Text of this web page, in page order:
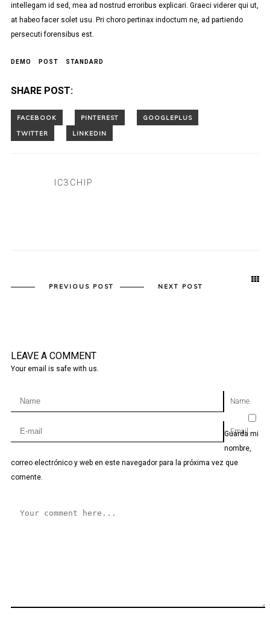
intellegam id sed, mea ad nostrud erroribus explicari. Graeci viderer qui ut,
at habeo facer solet usu. Pri choro pertinax indoctum ne, ad partiendo
persecuti forensibus est.
DEMO POST STANDARD
SHARE POST:
IC3CHIP
PREVIOUS POST NEXT POST
LEAVE A COMMENT
Your email is safe with us.
Name
Email
Guarda mi
nombre,
correo electrónico y web en este navegador para la próxima vez que
comente.